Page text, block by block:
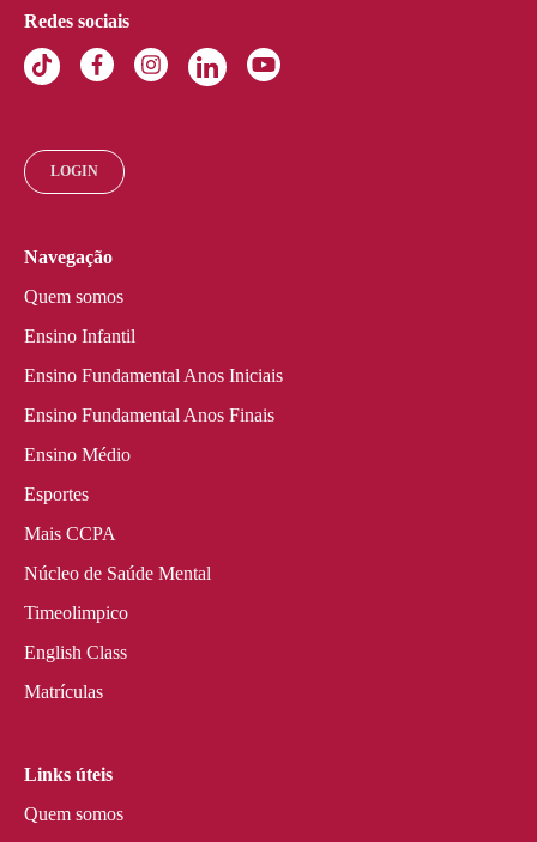
Redes sociais
LOGIN
Navegação
Quem somos
Ensino Infantil
Ensino Fundamental Anos Iniciais
Ensino Fundamental Anos Finais
Ensino Médio
Esportes
Mais CCPA
Núcleo de Saúde Mental
Timeolimpico
English Class
Matrículas
Links úteis
Quem somos